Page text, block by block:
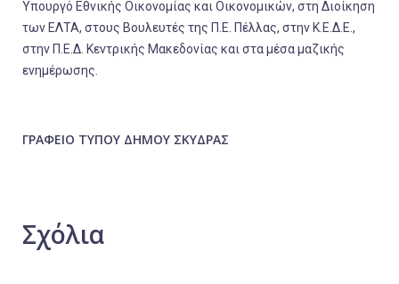
Υπουργό Εθνικής Οικονομίας και Οικονομικών, στη Διοίκηση
των ΕΛΤΑ, στους Βουλευτές της Π.Ε. Πέλλας, στην Κ.Ε.Δ.Ε.,
στην Π.Ε.Δ. Κεντρικής Μακεδονίας και στα μέσα μαζικής
ενημέρωσης.
ΓΡΑΦΕΙΟ ΤΥΠΟΥ ΔΗΜΟΥ ΣΚΥΔΡΑΣ
Σχόλια